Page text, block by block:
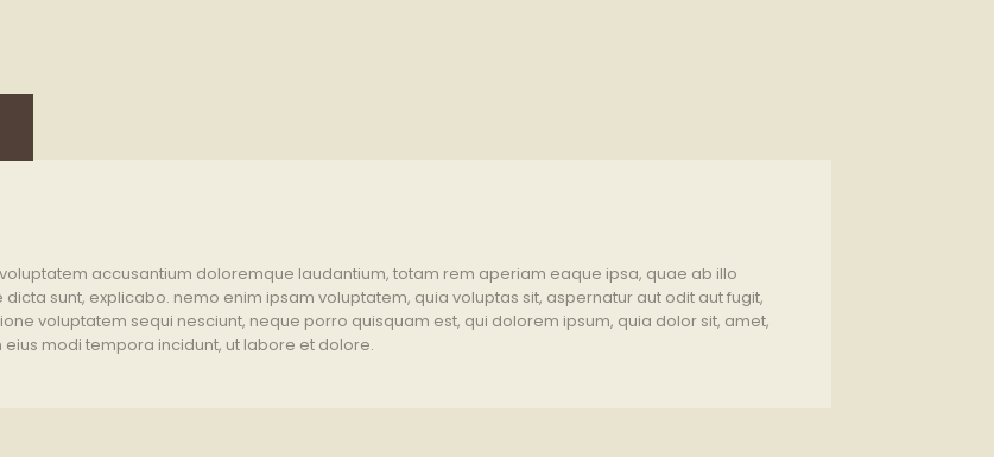
accusantium doloremque laudantium, totam rem aperiam eaque ipsa, quae ab illo
sunt, explicabo. nemo enim ipsam voluptatem, quia voluptas sit, aspernatur aut odit aut fugit,
voluptatem sequi nesciunt, neque porro quisquam est, qui dolorem ipsum, quia dolor sit, amet,
modi tempora incidunt, ut labore et dolore.